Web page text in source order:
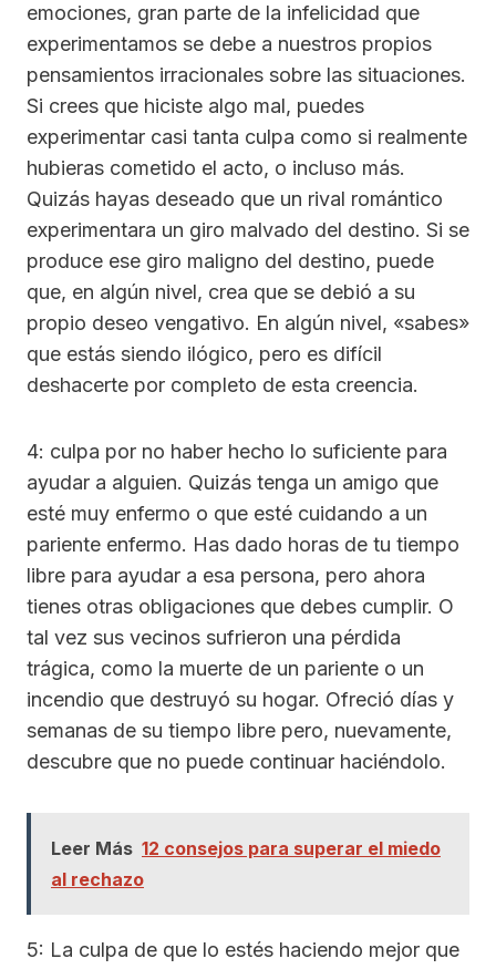
emociones, gran parte de la infelicidad que
experimentamos se debe a nuestros propios
pensamientos irracionales sobre las situaciones.
Si crees que hiciste algo mal, puedes
experimentar casi tanta culpa como si realmente
hubieras cometido el acto, o incluso más.
Quizás hayas deseado que un rival romántico
experimentara un giro malvado del destino. Si se
produce ese giro maligno del destino, puede
que, en algún nivel, crea que se debió a su
propio deseo vengativo. En algún nivel, «sabes»
que estás siendo ilógico, pero es difícil
deshacerte por completo de esta creencia.
4: culpa por no haber hecho lo suficiente para
ayudar a alguien. Quizás tenga un amigo que
esté muy enfermo o que esté cuidando a un
pariente enfermo. Has dado horas de tu tiempo
libre para ayudar a esa persona, pero ahora
tienes otras obligaciones que debes cumplir. O
tal vez sus vecinos sufrieron una pérdida
trágica, como la muerte de un pariente o un
incendio que destruyó su hogar. Ofreció días y
semanas de su tiempo libre pero, nuevamente,
descubre que no puede continuar haciéndolo.
Leer Más 12 consejos para superar el miedo
al rechazo
5: La culpa de que lo estés haciendo mejor que